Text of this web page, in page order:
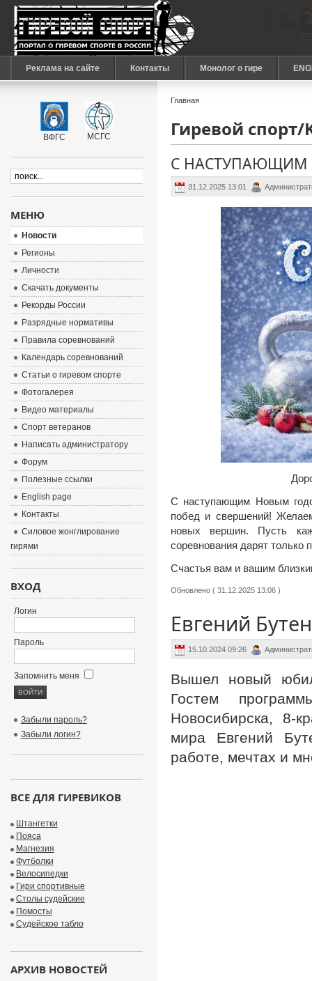
Реклама на сайте Контакты Монолог о гире
Главная
Гиревой
С НАСТУПАЮЩИМ
31.12.2025 13:01
С наступающим Новым
побед и свершений!
новых вершин. Пусть
соревнования дарят
Счастья вам и вашим
Обновлено ( 31.12.2025 13:06 )
Евгений
15.10.2024 09:26
Вышел новый
Гостем
Новосибирска, 8-
мира Евгений
работе, мечтах и
ВФГС МСГС
МЕНЮ
Новости
Регионы
Личности
Скачать документы
Рекорды России
Разрядные нормативы
Правила соревнований
Календарь соревнований
Статьи о гиревом спорте
Фотогалерея
Видео материалы
Спорт ветеранов
Написать администратору
Форум
Полезные ссылки
English page
Контакты
Силовое жонглирование
гирями
ВХОД
Логин
Пароль
Запомнить меня
Забыли пароль?
Забыли логин?
ВСЕ ДЛЯ ГИРЕВИКОВ
Штангетки
Пояса
Магнезия
Футболки
Велосипедки
Гири спортивные
Столы судейские
Помосты
Судейское табло
АРХИВ НОВОСТЕЙ